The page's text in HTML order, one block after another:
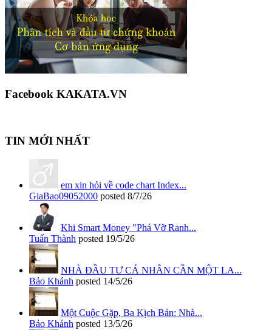
Facebook KAKATA.VN
TIN MỚI NHẤT
em xin hỏi về code chart Index...
GiaBao09052000 posted 8/7/26
Khi Smart Money "Phá Vỡ Ranh...
Tuấn Thành posted 19/5/26
NHÀ ĐẦU TƯ CÁ NHÂN CẦN MỘT LA...
Bảo Khánh posted 14/5/26
Một Cuộc Gặp, Ba Kịch Bản: Nhà...
Bảo Khánh posted 13/5/26